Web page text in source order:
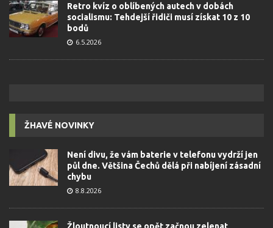
Retro kvíz o oblíbených autech v dobách
socialismu: Tehdejší řidiči musí získat 10 z 10
bodů
6.5.2026
ŽHAVÉ NOVINKY
Není divu, že vám baterie v telefonu vydrží jen
půl dne. Většina Čechů dělá při nabíjení zásadní
chybu
8.8.2026